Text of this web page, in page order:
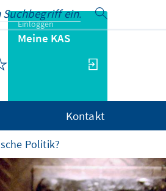
Einloggen
Meine KAS
Kontakt
Politik?